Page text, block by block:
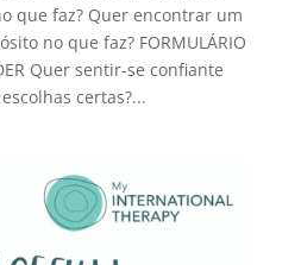
que faz? Quer encontrar um
no que faz? FORMULÁRIO
Quer sentir-se confiante
certas?...